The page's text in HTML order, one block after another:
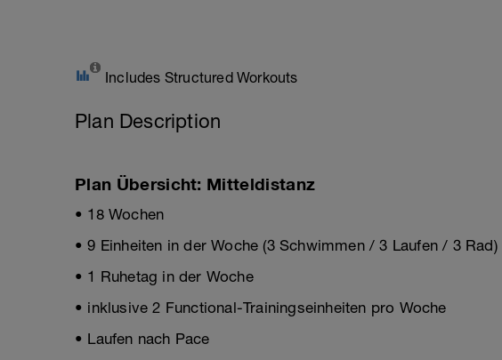
Includes Structured Workouts
Plan Description
Plan Übersicht: Mitteldistanz
• 18 Wochen
• 9 Einheiten in der Woche (3 Schwimmen / 3 Laufen / 3 Rad)
• 1 Ruhetag in der Woche
• inklusive 2 Functional-Trainingseinheiten pro Woche
• Laufen nach Pace